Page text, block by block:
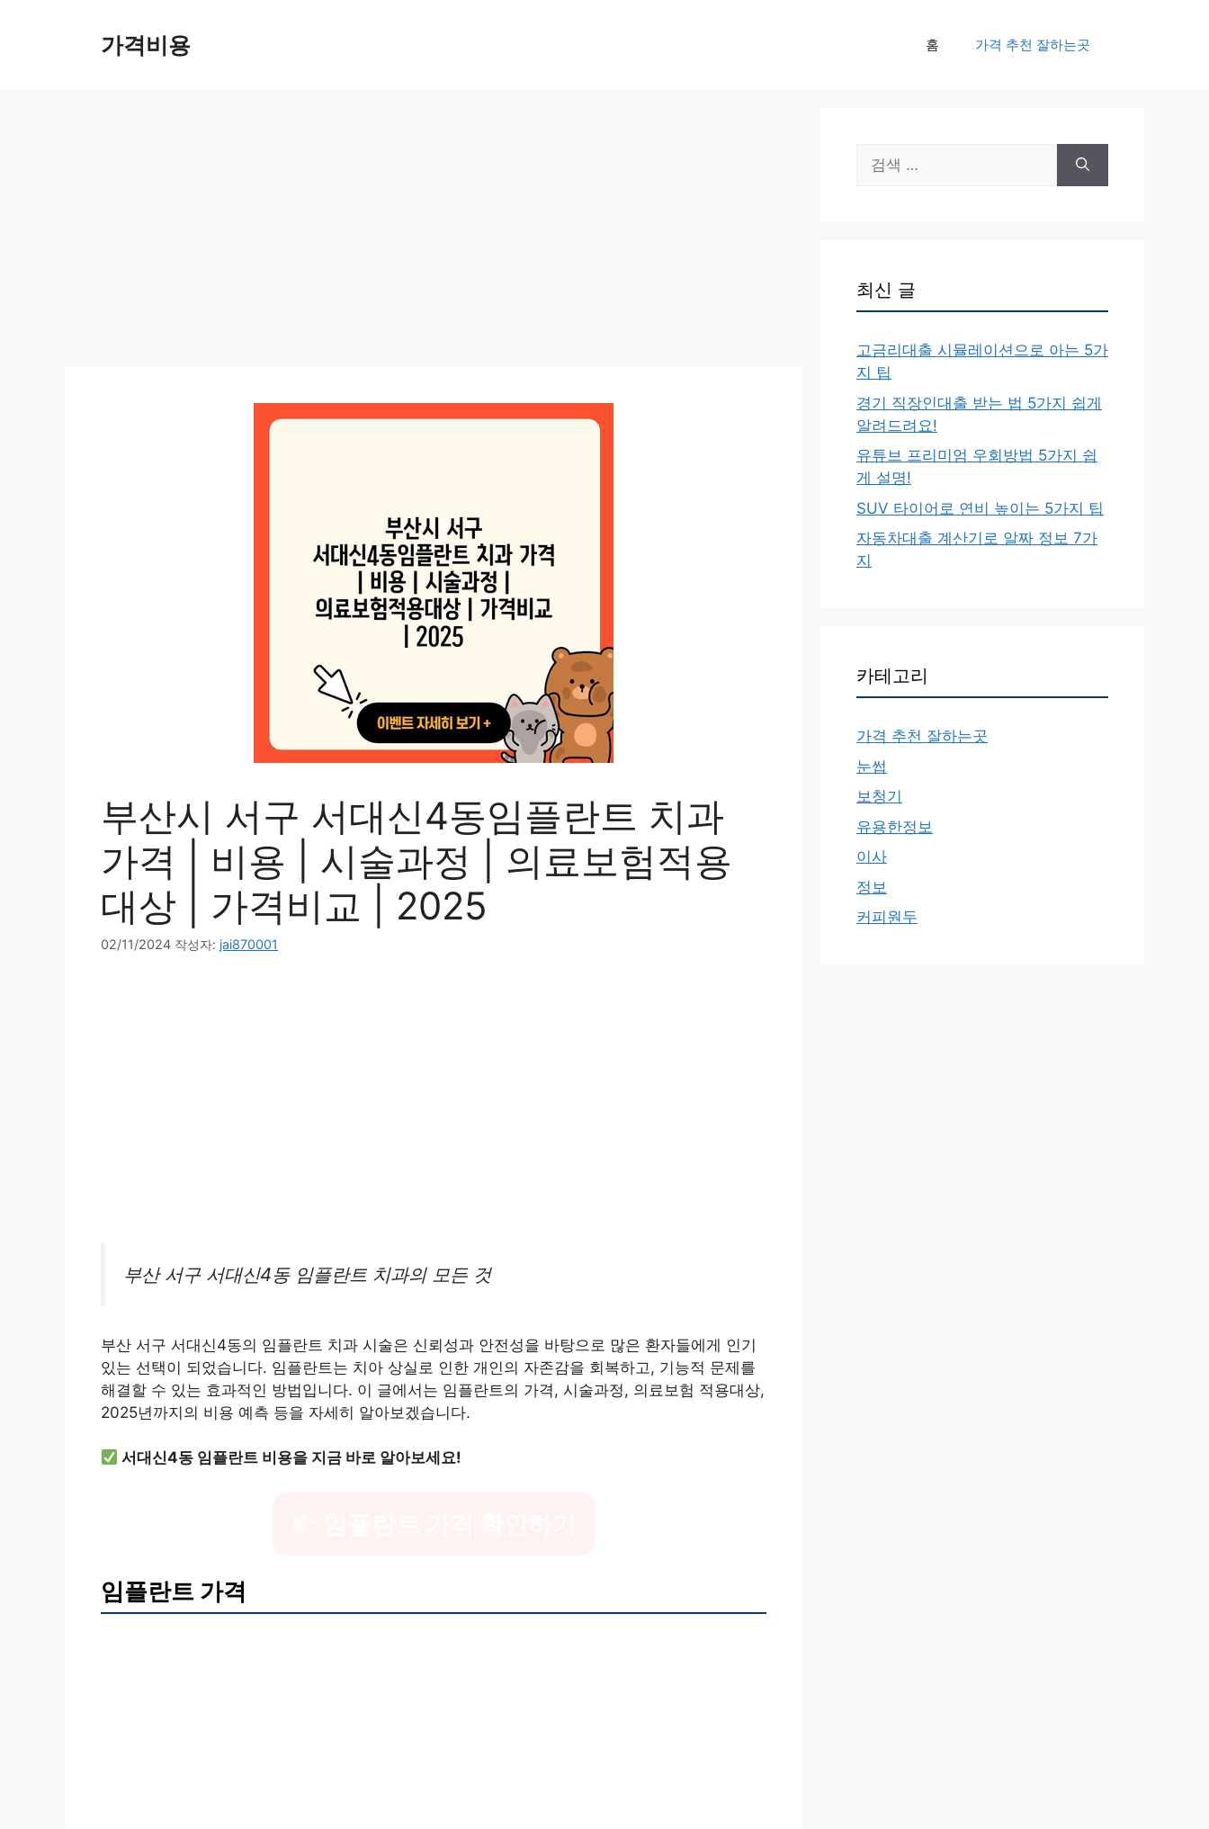
가격비용 홈 가격 추천 잘하는곳
부산시 서구 서대신4동임플란트 치과
가격 | 비용 | 시술과정 | 의료보험적용
대상 | 가격비교 | 2025
02/11/2024 작성자: jai870001
부산 서구 서대신4동 임플란트 치과의 모든 것
부산 서구 서대신4동의 임플란트 치과 시술은 신뢰성과 안전성을 바탕으로 많은 환자들에게 인기
있는 선택이 되었습니다. 임플란트는 치아 상실로 인한 개인의 자존감을 회복하고, 기능적 문제를
해결할 수 있는 효과적인 방법입니다. 이 글에서는 임플란트의 가격, 시술과정, 의료보험 적용대상,
2025년까지의 비용 예측 등을 자세히 알아보겠습니다.
서대신4동 임플란트 비용을 지금 바로 알아보세요!
임플란트 가격
색:
최신 글
고금리대출 시뮬레이션으로 아는 5가
지 팁
경기 직장인대출 받는 법 5가지 쉽게
알려드려요!
유튜브 프리미엄 우회방법 5가지 쉽
게 설명!
SUV 타이어로 연비 높이는 5가지 팁
자동차대출 계산기로 알짜 정보 7가
지
카테고리
가격 추천 잘하는곳
눈썹
보청기
유용한정보
이사
정보
커피원두